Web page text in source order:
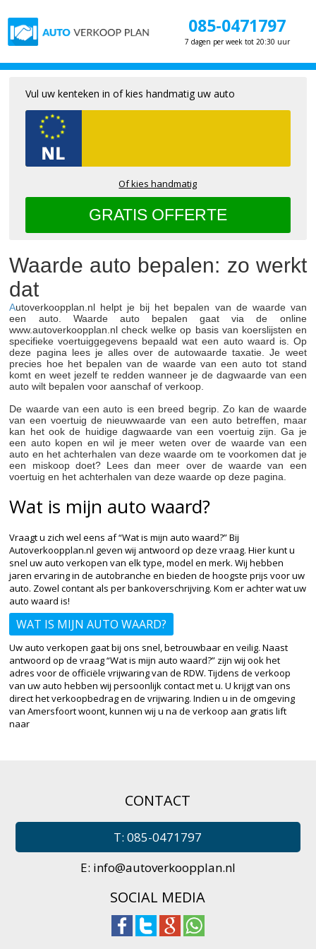
085-0471797
7 dagen per week tot 20:30 uur
Waarde auto bepalen: zo werkt
dat
Autoverkoopplan.nl helpt je bij het bepalen van de waarde van
een auto. Waarde auto bepalen gaat via de online
www.autoverkoopplan.nl check welke op basis van koerslijsten en
specifieke voertuiggegevens bepaald wat een auto waard is. Op
deze pagina lees je alles over de autowaarde taxatie. Je weet
precies hoe het bepalen van de waarde van een auto tot stand
komt en weet jezelf te redden wanneer je de dagwaarde van een
auto wilt bepalen voor aanschaf of verkoop.
De waarde van een auto is een breed begrip. Zo kan de waarde
van een voertuig de nieuwwaarde van een auto betreffen, maar
kan het ook de huidige dagwaarde van een voertuig zijn. Ga je
een auto kopen en wil je meer weten over de waarde van een
auto en het achterhalen van deze waarde om te voorkomen dat je
een miskoop doet? Lees dan meer over de waarde van een
voertuig en het achterhalen van deze waarde op deze pagina.
Wat is mijn auto waard?
Vraagt u zich wel eens af “Wat is mijn auto waard?” Bij
Autoverkoopplan.nl geven wij antwoord op deze vraag. Hier kunt u
snel uw auto verkopen van elk type, model en merk. Wij hebben
jaren ervaring in de autobranche en bieden de hoogste prijs voor uw
auto. Zowel contant als per bankoverschrijving. Kom er achter wat uw
auto waard is!
WAT IS MIJN AUTO WAARD?
Uw auto verkopen gaat bij ons snel, betrouwbaar en veilig. Naast
antwoord op de vraag “Wat is mijn auto waard?” zijn wij ook het
adres voor de officiële vrijwaring van de RDW. Tijdens de verkoop
van uw auto hebben wij persoonlijk contact met u. U krijgt van ons
direct het verkoopbedrag en de vrijwaring. Indien u in de omgeving
van Amersfoort woont, kunnen wij u na de verkoop aan gratis lift
naar
Vul uw kenteken in of kies handmatig uw auto
Of kies handmatig
CONTACT
T: 085-0471797
E: info@autoverkoopplan.nl
SOCIAL MEDIA